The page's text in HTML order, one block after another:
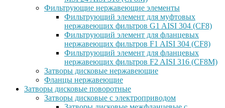
Фильтрующие нержавеющие элементы
Фильтрующий элемент для муфтовых
нержавеющих фильтров G1 AISI 304 (CF8)
Фильтрующий элемент для фланцевых
нержавеющих фильтров F1 AISI 304 (CF8)
Фильтрующий элемент для фланцевых
нержавеющих фильтров F2 AISI 316 (CF8M)
Затворы дисковые нержавеющие
Фланцы нержавеющие
Затворы дисковые поворотные
Затворы дисковые с электроприводом